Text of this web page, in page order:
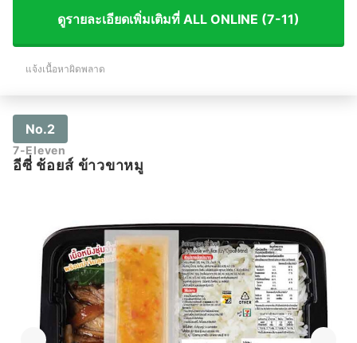
ดูรายละเอียดเพิ่มเติมที่ ALL ONLINE (7-11)
แจ้งเนื้อหาผิดพลาด
No.2
7-Eleven
อีซี่ ช้อยส์ ข้าวขาหมู